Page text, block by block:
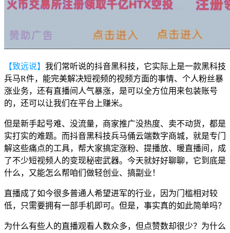
【致远说】 我们常听说的抖音黑科技，它实际上是一款黑科技
兵马R件，能完美解决短视频的视频方面的事情、个人粉丝暴
涨业务，还有直播间人气暴涨，是可以全方位用来包装账号
的，还可以让我们在平台上赚米。
但是新手起号难、没流量，商家推广没热度、卖不动货，都是
实打实的难题。而抖音黑科技兵马俑云端数字商城，就是专门
解这些痛点的工具，帮大家搞定涨粉、提播放、暖直播间，成
了不少短视频人的变现秘密武器。今天就好好聊聊，它到底是
什么，又能怎么帮咱们做轻创业、搞副业！
直播成了如今很多普通人希望进军的行业，因为门槛相对较
低，只需要拥有一部手机即可。但是，事实真的如此简单吗？
为什么有些人的直播观看人数众多，但点赞数却很少？为什么